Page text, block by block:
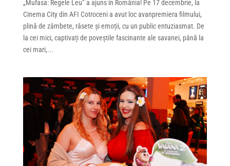
„Mufasa: Regele Leu” a ajuns în România! Pe 17 decembrie, la
Cinema City din AFI Cotroceni a avut loc avanpremiera filmului,
plină de zâmbete, râsete și emoții, cu un public entuziasmat. De
la cei mici, captivați de poveștile fascinante ale savanei, până la
cei mari,...